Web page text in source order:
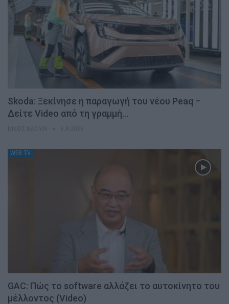
Skoda: Ξεκίνησε η παραγωγή του νέου Peaq –
Δείτε Video από τη γραμμή…
WEB TV
GAC: Πώς το software αλλάζει το αυτοκίνητο του
μέλλοντος (Video)